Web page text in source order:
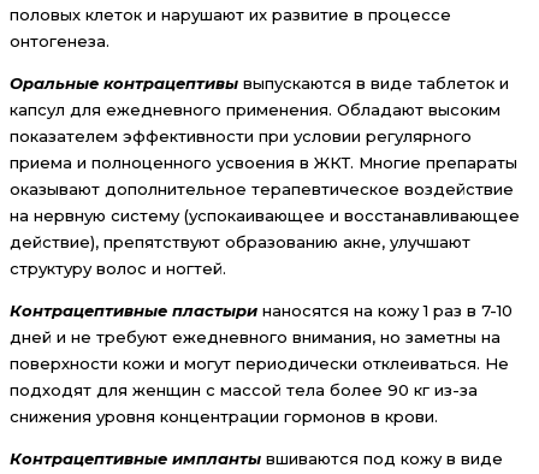
половых клеток и нарушают их развитие в процессе
онтогенеза.
Оральные контрацептивы выпускаются в виде таблеток и
капсул для ежедневного применения. Обладают высоким
показателем эффективности при условии регулярного
приема и полноценного усвоения в ЖКТ. Многие препараты
оказывают дополнительное терапевтическое воздействие
на нервную систему (успокаивающее и восстанавливающее
действие), препятствуют образованию акне, улучшают
структуру волос и ногтей.
Контрацептивные пластыри наносятся на кожу 1 раз в 7-10
дней и не требуют ежедневного внимания, но заметны на
поверхности кожи и могут периодически отклеиваться. Не
подходят для женщин с массой тела более 90 кг из-за
снижения уровня концентрации гормонов в крови.
Контрацептивные импланты вшиваются под кожу в виде